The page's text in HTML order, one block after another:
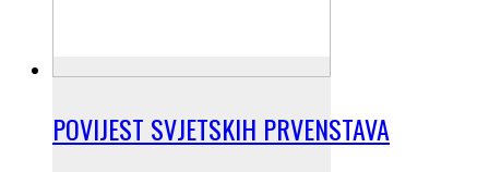
POVIJEST SVJETSKIH PRVENSTAVA